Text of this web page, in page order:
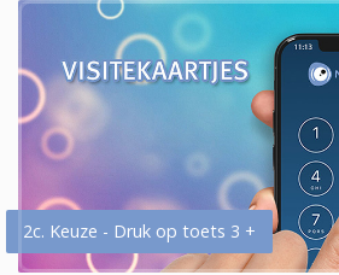
2c. Keuze - Druk op toets 3 +